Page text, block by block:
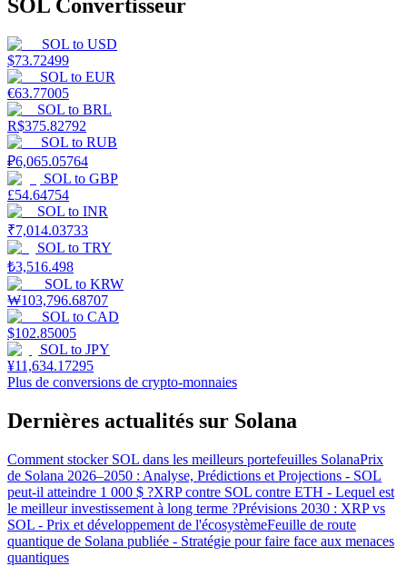
SOL Convertisseur
SOL to USD
$73.72499
SOL to EUR
€63.77005
SOL to BRL
R$375.82792
SOL to RUB
₽6,065.05764
SOL to GBP
£54.64754
SOL to INR
₹7,014.03733
SOL to TRY
₺3,516.498
SOL to KRW
₩103,796.68707
SOL to CAD
$102.85005
SOL to JPY
¥11,634.17295
Plus de conversions de crypto-monnaies
Dernières actualités sur Solana
Comment stocker SOL dans les meilleurs portefeuilles SolanaPrix
de Solana 2026–2050 : Analyse, Prédictions et Projections - SOL
peut-il atteindre 1 000 $ ?XRP contre SOL contre ETH - Lequel est
le meilleur investissement à long terme ?Prévisions 2030 : XRP vs
SOL - Prix et développement de l'écosystèmeFeuille de route
quantique de Solana publiée - Stratégie pour faire face aux menaces
quantiques